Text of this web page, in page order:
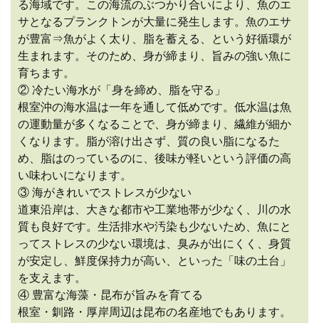
る海域です。この海流のぶつかり合いにより、魚のエ
サとなるプランクトンが大量に発生します。魚のエサ
が豊富⇒魚がよく太り、脂を蓄える、という好循環が
生まれます。そのため、身が締まり、旨みの強い魚に
育ちます。
② 冷たい海水が「身を締め、脂を守る」
根室沖の海水温は一年を通して低めです。低水温は魚
の運動量が多くなることで、身が締まり、繊維が細か
くなります。脂が溶け出さず、質の良い脂になるた
め、脂はのっているのに、後味が軽いという評価の高
い味わいになります。
③ 海がきれいでストレスが少ない
道東沿岸は、大きな都市や工業地帯が少なく、川の水
質も良好です。生活排水や汚染も少ないため、魚にと
ってストレスの少ない環境は、臭みが出にくく、身質
が安定し、鮮度保持力が高い、といった「味の土台」
を支えます。
④ 豊富な海藻・昆布が旨みを育てる
根室・釧路・厚岸周辺は昆布の名産地でもあります。